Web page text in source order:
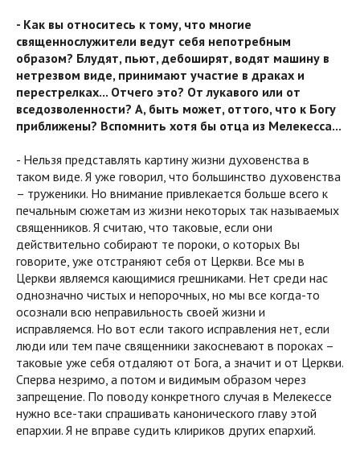
- Как вы относитесь к тому, что многие
священнослужители ведут себя непотребным
образом? Блудят, пьют, дебоширят, водят машину в
нетрезвом виде, принимают участие в драках и
перестрелках... Отчего это? От лукавого или от
вседозволенности? А, быть может, оттого, что к Богу
приближены? Вспомнить хотя бы отца из Мелекесса...
- Нельзя представлять картину жизни духовенства в
таком виде. Я уже говорил, что большинство духовенства
– труженики. Но внимание привлекается больше всего к
печальным сюжетам из жизни некоторых так называемых
священников. Я считаю, что таковые, если они
действительно собирают те пороки, о которых Вы
говорите, уже отстраняют себя от Церкви. Все мы в
Церкви являемся кающимися грешниками. Нет среди нас
однозначно чистых и непорочных, но мы все когда-то
осознали всю неправильность своей жизни и
исправляемся. Но вот если такого исправления нет, если
люди или тем паче священники закосневают в пороках –
таковые уже себя отдаляют от Бога, а значит и от Церкви.
Сперва незримо, а потом и видимым образом через
запрещение. По поводу конкретного случая в Мелекессе
нужно все-таки спрашивать канонического главу этой
епархии. Я не вправе судить клириков других епархий.